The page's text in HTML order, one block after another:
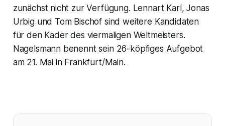
zunächst nicht zur Verfügung. Lennart Karl, Jonas
Urbig und Tom Bischof sind weitere Kandidaten
für den Kader des viermaligen Weltmeisters.
Nagelsmann benennt sein 26-köpfiges Aufgebot
am 21. Mai in Frankfurt/Main.